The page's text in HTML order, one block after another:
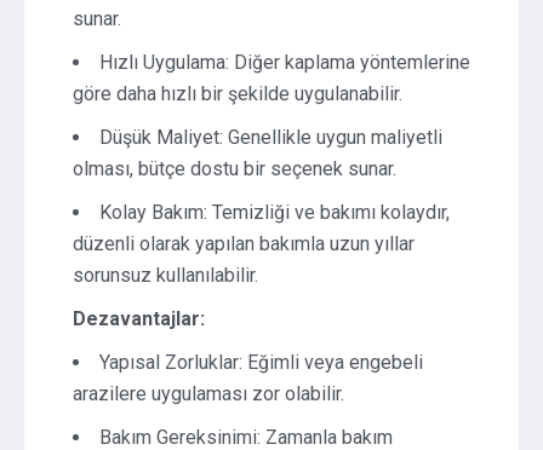
sunar.
Hızlı Uygulama: Diğer kaplama yöntemlerine
göre daha hızlı bir şekilde uygulanabilir.
Düşük Maliyet: Genellikle uygun maliyetli
olması, bütçe dostu bir seçenek sunar.
Kolay Bakım: Temizliği ve bakımı kolaydır,
düzenli olarak yapılan bakımla uzun yıllar
sorunsuz kullanılabilir.
Dezavantajlar:
Yapısal Zorluklar: Eğimli veya engebeli
arazilere uygulaması zor olabilir.
Bakım Gereksinimi: Zamanla bakım